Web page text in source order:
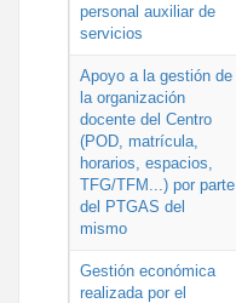
personal auxiliar de
servicios
Apoyo a la gestión de
la organización
docente del Centro
(POD, matrícula,
horarios, espacios,
TFG/TFM...) por parte
del PTGAS del
mismo
Gestión económica
realizada por el